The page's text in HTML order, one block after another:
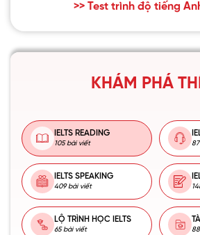
>> Test trình độ tiếng
KHÁM PHÁ
IELTS READING
105 bài viết
IELTS SPEAKING
409 bài viết
LỘ TRÌNH HỌC IELTS
65 bài viết